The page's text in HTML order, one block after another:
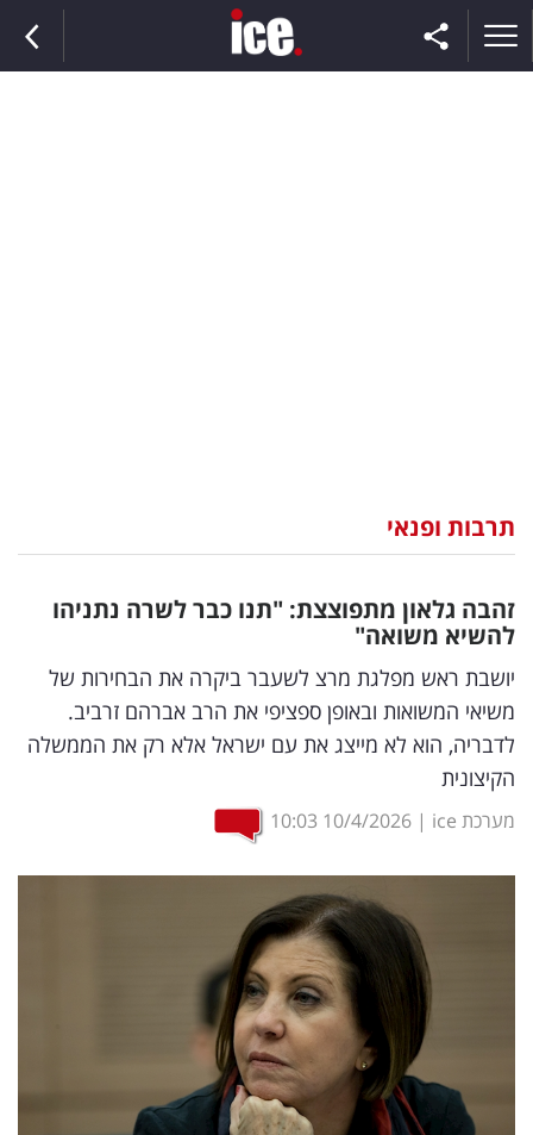
וצרכנות
דיגיטל
וטק
שיווק
ופרסום
משפט
מדדים
קריפטו
תרבות ופנאי
זהבה גלאון מתפוצצת: "תנו כבר לשרה נתניהו
להשיא משואה"
יושבת ראש מפלגת מרצ לשעבר ביקרה את הבחירות של
משיאי המשואות ובאופן ספציפי את הרב אברהם זרביב.
לדבריה, הוא לא מייצג את עם ישראל אלא רק את הממשלה
הקיצונית
מערכת ice |
10/4/2026
10:03